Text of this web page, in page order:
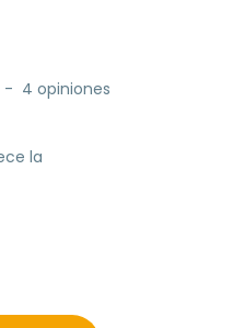
- 4 opiniones
la